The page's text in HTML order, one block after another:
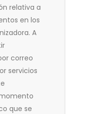
relativa a
en los
A
correo
servicios
que se